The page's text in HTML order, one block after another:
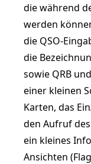
die während
werden
die QSO-
die
sowie QRB
einer kleinen
Karten, das
den Aufruf
ein kleines
Ansichten